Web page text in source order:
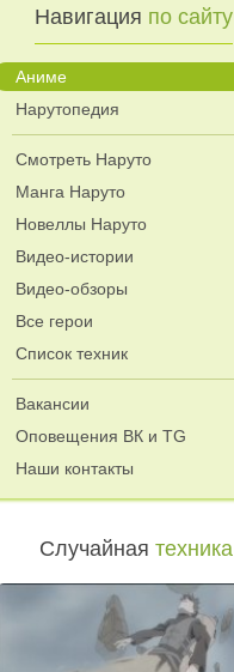
Навигация по сайту
Аниме
Нарутопедия
Смотреть Наруто
Манга Наруто
Новеллы Наруто
Видео-истории
Видео-обзоры
Все герои
Список техник
Вакансии
Оповещения ВК и TG
Наши контакты
Случайнаятехника